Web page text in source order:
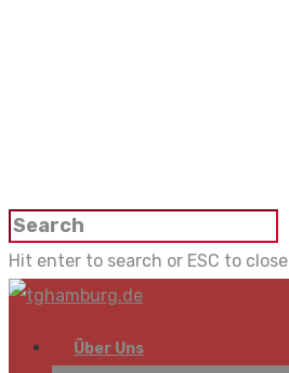
Hit enter to search or ESC to close
Über Uns